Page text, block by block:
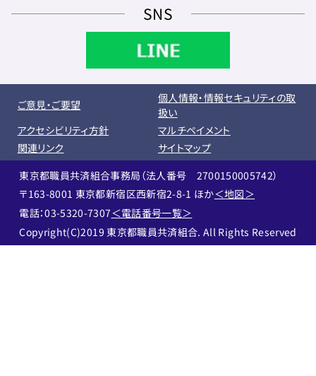
SNS
ご意見・ご要望
個人情報・情報セキュリティの取
扱い
アクセシビリティ方針
マルチペイメント
関連リンク
サイトマップ
東京都職員共済組合事務局（法人番号 2700150005742）
〒163-8001 東京都新宿区西新宿2-8-1 ほか＜地図＞
電話：03-5320-7307＜電話番号一覧＞
Copyright(C)2019 東京都職員共済組合. All Rights Reserved